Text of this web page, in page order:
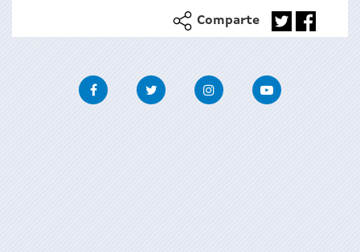
Comparte
FacebookTwitter InstagramYoutube